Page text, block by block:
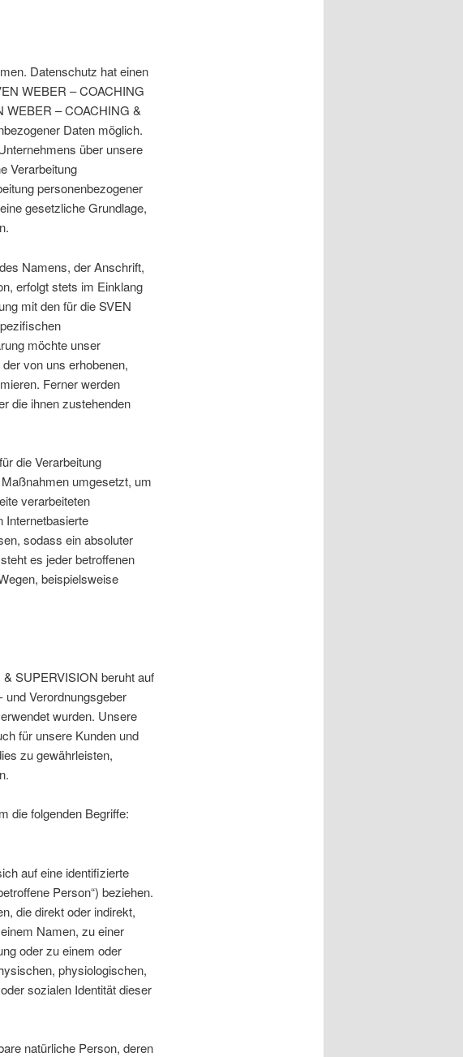
Datenschutz hat einen
WEBER – COACHING
WEBER – COACHING &
Daten möglich.
über unsere
Verarbeitung
personenbezogener
gesetzliche Grundlage,
Namens, der Anschrift,
erfolgt stets im Einklang
mit den für die SVEN
möchte unser
von uns erhobenen,
Ferner werden
die ihnen zustehenden
die Verarbeitung
umgesetzt, um
verarbeiteten
Internetbasierte
sodass ein absoluter
es jeder betroffenen
beispielsweise
SUPERVISION beruht auf
und Verordnungsgeber
wurden. Unsere
für unsere Kunden und
zu gewährleisten,
die folgenden Begriffe:
auf eine identifizierte
Person“) beziehen.
die direkt oder indirekt,
Namen, zu einer
oder zu einem oder
physiologischen,
sozialen Identität dieser
natürliche Person, deren